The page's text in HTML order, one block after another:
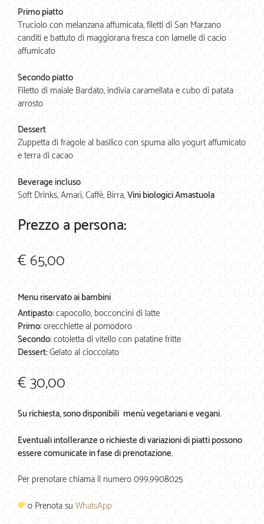
Primo piatto
Truciolo con melanzana affumicata, filetti di San Marzano
canditi e battuto di maggiorana fresca con lamelle di cacio
affumicato
Secondo piatto
Filetto di maiale Bardato, indivia caramellata e cubo di patata
arrosto
Dessert
Zuppetta di fragole al basilico con spuma allo yogurt affumicato
e terra di cacao
Beverage incluso
Soft Drinks, Amari, Caffè, Birra,Vini biologici Amastuola
Prezzo a persona:
€ 65,00
Menu riservato ai bambini
Antipasto: capocollo, bocconcini di latte
Primo: orecchiette al pomodoro
Secondo: cotoletta di vitello con patatine fritte
Dessert:Gelato al cioccolato
€ 30,00
Su richiesta, sono disponibili menù vegetariani e vegani.
Eventuali intolleranze o richieste di variazioni di piatti possono
essere comunicate in fase di prenotazione.
Per prenotare chiama il numero 099.9908025
o Prenota suWhatsApp